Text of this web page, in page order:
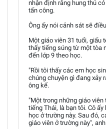
nhận định rằng hung thủ
tấn công.
Ông ấy nói cảnh sát sẽ
Một giáo viên 31 tuổi, giấu
thấy tiếng súng từ một tòa
đến lớp 9 theo học.
"Rồi tôi thấy các em học
chúng chuyện gì đang xảy
ông kể.
"Một trong những giáo
tiếng Thái, là bạn tôi. Cô
học ở trường này. Sau đó,
giáo viên ở trường này",